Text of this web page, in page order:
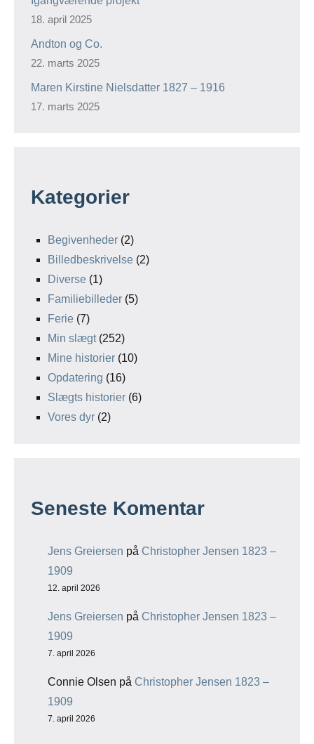
18. april 2025
Andton og Co.
22. marts 2025
Maren Kirstine Nielsdatter 1827 – 1916
17. marts 2025
Kategorier
Begivenheder (2)
Billedbeskrivelse (2)
Diverse (1)
Familiebilleder (5)
Ferie (7)
Min slægt(252)
Mine historier (10)
Opdatering (16)
Slægts historier (6)
Vores dyr (2)
Seneste Komentar
Jens Greiersen på Christopher Jensen 1823 –
1909
12. april 2026
Jens Greiersen på Christopher Jensen 1823 –
1909
7. april 2026
Connie Olsen på Christopher Jensen 1823 –
1909
7. april 2026